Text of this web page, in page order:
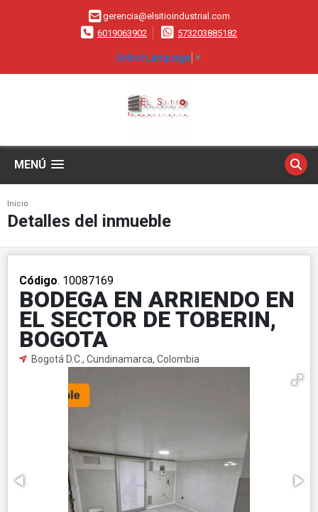
gerencia@elsitioindustrial.com
6019063902
573203885182
Select Language ▼
MENÚ
Inicio
Detalles del inmueble
Código. 10087169
BODEGA EN ARRIENDO EN
EL SECTOR DE TOBERIN,
BOGOTA
Bogotá D.C., Cundinamarca, Colombia